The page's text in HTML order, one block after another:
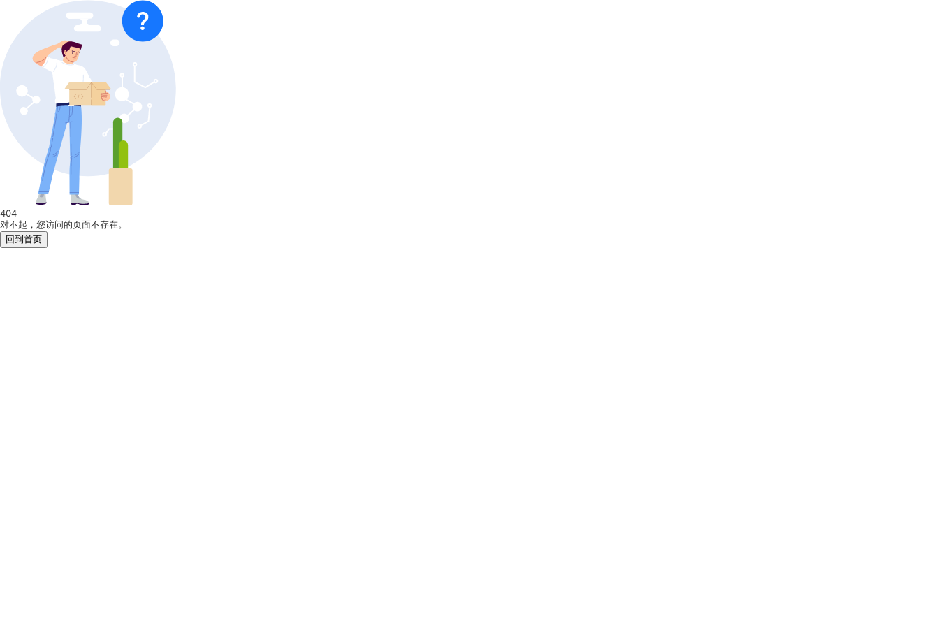
404
对不起，您访问的页面不存在。
回到首页